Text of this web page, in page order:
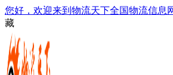
您好，欢迎来到物流天下全国物流信息
藏